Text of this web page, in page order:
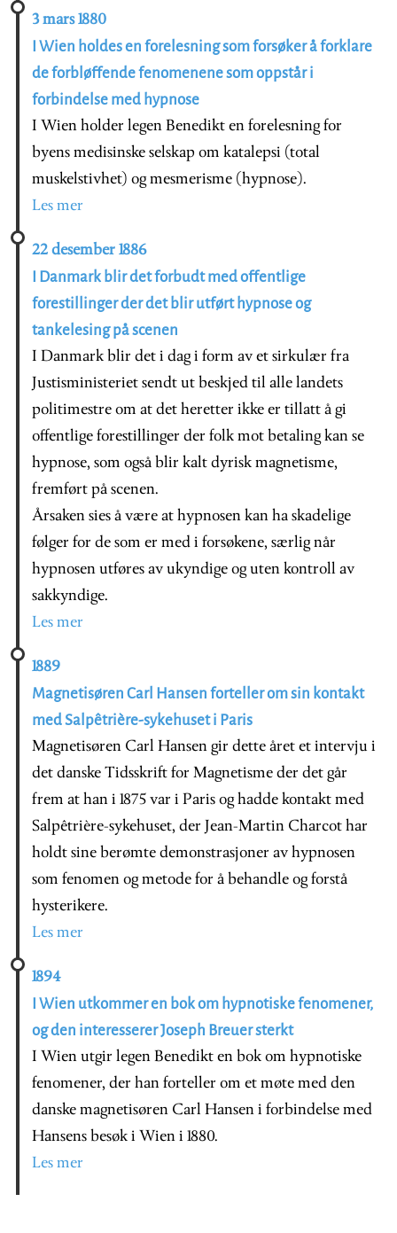
3 mars 1880
I Wien holdes en forelesning som forsøker å forklare
de forbløffende fenomenene som oppstår i
forbindelse med hypnose
I Wien holder legen Benedikt en forelesning for
byens medisinske selskap om katalepsi (total
muskelstivhet) og mesmerisme (hypnose).
Les mer
22 desember 1886
I Danmark blir det forbudt med offentlige
forestillinger der det blir utført hypnose og
tankelesing på scenen
I Danmark blir det i dag i form av et sirkulær fra
Justisministeriet sendt ut beskjed til alle landets
politimestre om at det heretter ikke er tillatt å gi
offentlige forestillinger der folk mot betaling kan se
hypnose, som også blir kalt dyrisk magnetisme,
fremført på scenen.
Årsaken sies å være at hypnosen kan ha skadelige
følger for de som er med i forsøkene, særlig når
hypnosen utføres av ukyndige og uten kontroll av
sakkyndige.
Les mer
1889
Magnetisøren Carl Hansen forteller om sin kontakt
med Salpêtrière-sykehuset i Paris
Magnetisøren Carl Hansen gir dette året et intervju i
det danske Tidsskrift for Magnetisme der det går
frem at han i 1875 var i Paris og hadde kontakt med
Salpêtrière-sykehuset, der Jean-Martin Charcot har
holdt sine berømte demonstrasjoner av hypnosen
som fenomen og metode for å behandle og forstå
hysterikere.
Les mer
1894
I Wien utkommer en bok om hypnotiske fenomener,
og den interesserer Joseph Breuer sterkt
I Wien utgir legen Benedikt en bok om hypnotiske
fenomener, der han forteller om et møte med den
danske magnetisøren Carl Hansen i forbindelse med
Hansens besøk i Wien i 1880.
Les mer